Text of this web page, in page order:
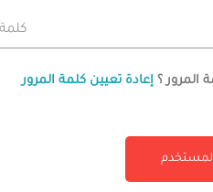
المرور ؟ إعادة تعيين كلمة المرور